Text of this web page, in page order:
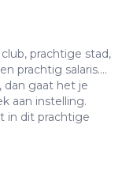
prachtige stad,
prachtig salaris….
dan gaat het je
aan instelling.
in dit prachtige